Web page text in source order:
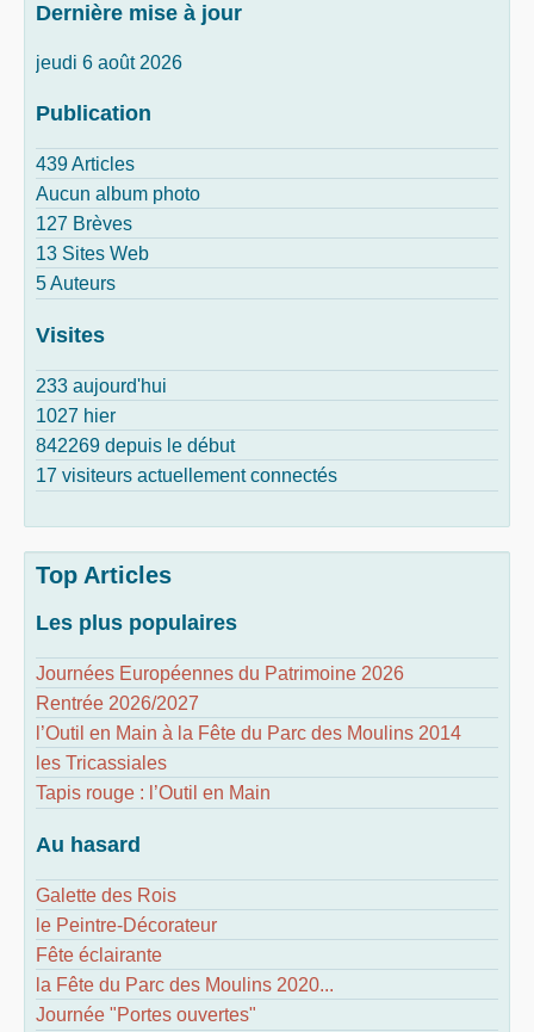
Dernière mise à jour
jeudi 6 août 2026
Publication
439 Articles
Aucun album photo
127 Brèves
13 Sites Web
5 Auteurs
Visites
233 aujourd'hui
1027 hier
842269 depuis le début
17 visiteurs actuellement connectés
Top Articles
Les plus populaires
Journées Européennes du Patrimoine 2026
Rentrée 2026/2027
l’Outil en Main à la Fête du Parc des Moulins 2014
les Tricassiales
Tapis rouge : l’Outil en Main
Au hasard
Galette des Rois
le Peintre-Décorateur
Fête éclairante
la Fête du Parc des Moulins 2020...
Journée "Portes ouvertes"